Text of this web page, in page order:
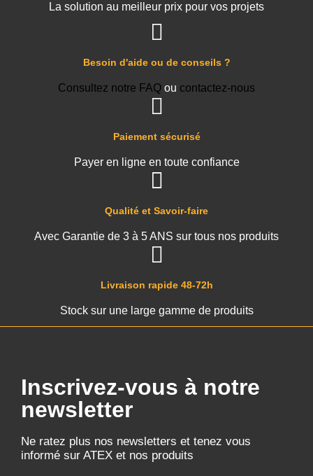
Livraison rapide 48-72h
Stock sur une large gamme de produits
Qualité et Savoir-faire
Avec Garantie de 3 à 5 ANS sur tous nos produits
Paiement sécurisé
Payer en ligne en toute confiance
Besoin d'aide ou de conseils ?
Consultez notre FAQ ou contactez-nous
La solution au meilleur prix pour vos projets
Inscrivez-vous à notre
newsletter
Ne ratez plus nos newsletters et tenez vous
informé sur ATEX et nos produits